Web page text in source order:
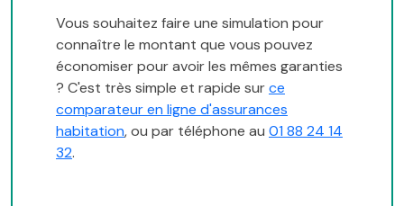
Vous souhaitez faire une simulation pour
connaître le montant que vous pouvez
économiser pour avoir les mêmes garanties
? C'est très simple et rapide surce
comparateur en ligne d'assurances
habitation, ou par téléphone au 01 88 24 14
32.